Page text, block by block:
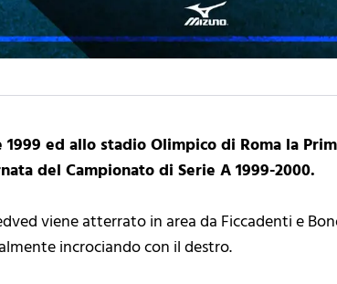
1999 ed allo stadio Olimpico di Roma la
del Campionato di Serie A 1999-2000.
viene atterrato in area da Ficcadenti e
incrociando con il destro.